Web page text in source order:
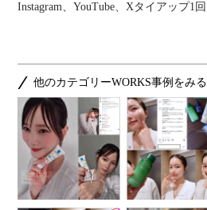
Instagram、YouTube、Xタイアップ1回
他のカテゴリーWORKS事例をみる